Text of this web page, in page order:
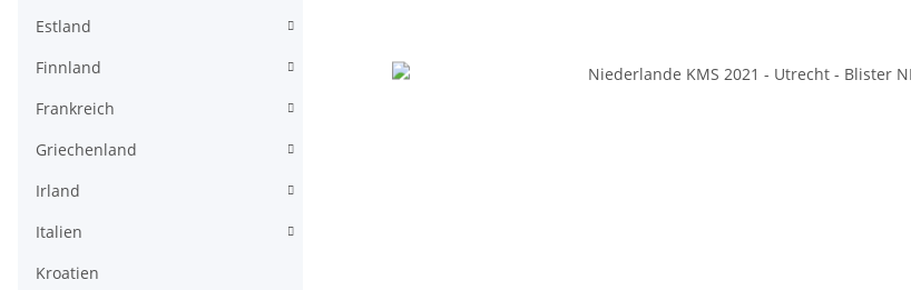
Estland
Finnland
Frankreich
Griechenland
Irland
Italien
Kroatien